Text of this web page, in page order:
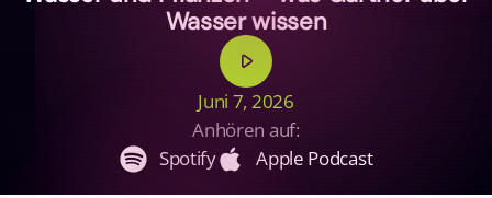
Wasser wissen
play_arrow
Juni 7, 2026
Anhören auf:
Spotify
Apple Podcast